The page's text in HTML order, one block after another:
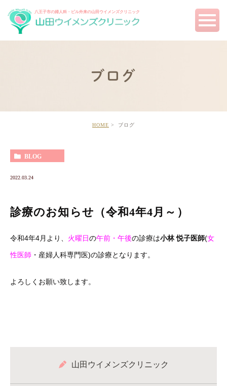
八王子市の婦人科・ピル外来の山田ウイメンズクリニック
ブログ
HOME ブログ
BLOG
2022.03.24
診療のお知らせ（令和4年4月～）
令和4年4月より、 火曜日の午前・午後の診療は小林 悦子医師(女
性医師 ・産婦人科専門医)の診療となります。
よろしくお願い致します。
山田ウイメンズクリニック